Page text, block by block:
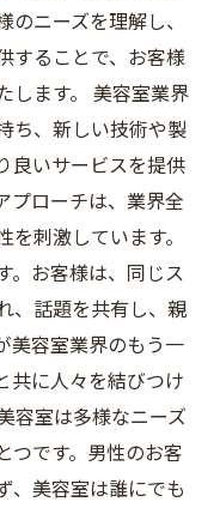
ニーズを理解し、
することで、お客様
します。 美容室業界
ち、新しい技術や製
良いサービスを提供
プローチは、業界全
刺激しています。
。お客様は、同じス
、話題を共有し、親
美容室業界のもう一
共に人々を結びつけ
容室は多様なニーズ
つです。男性のお客
、美容室は誰にでも